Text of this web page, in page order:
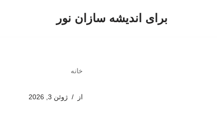
برای اندیشه سازان نور
خانه
از ژوئن 3, 2026